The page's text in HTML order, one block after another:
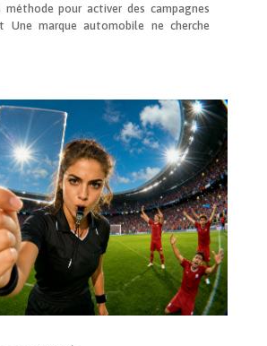
pour activer des campagnes
Une marque automobile ne cherche